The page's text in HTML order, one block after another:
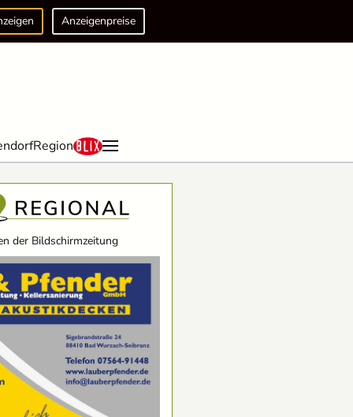
Anzeigenpreise
Region
der Bildschirmzeitung